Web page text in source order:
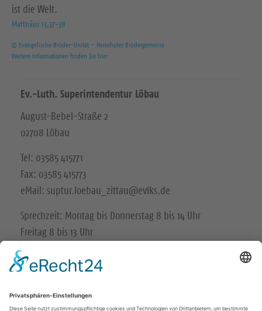
ist die Welt.
Matthäus 13,37-38
© Evangelische Brüder-Unität – Herrnhuter Brüdergemeine
Weitere Informationen finden Sie hier
Ev.-Luth. Superintendentur Löbau
August-Bebel-Straße 2
02708 Löbau
Tel: 03585 415771
Fax: 03585 415773
eMail: suptur.loebau_zittau@evlks.de
Sprechzeit: Montag bis Donnerstag 8 bis 14 Uhr
Freitag 8 bis 13 Uhr